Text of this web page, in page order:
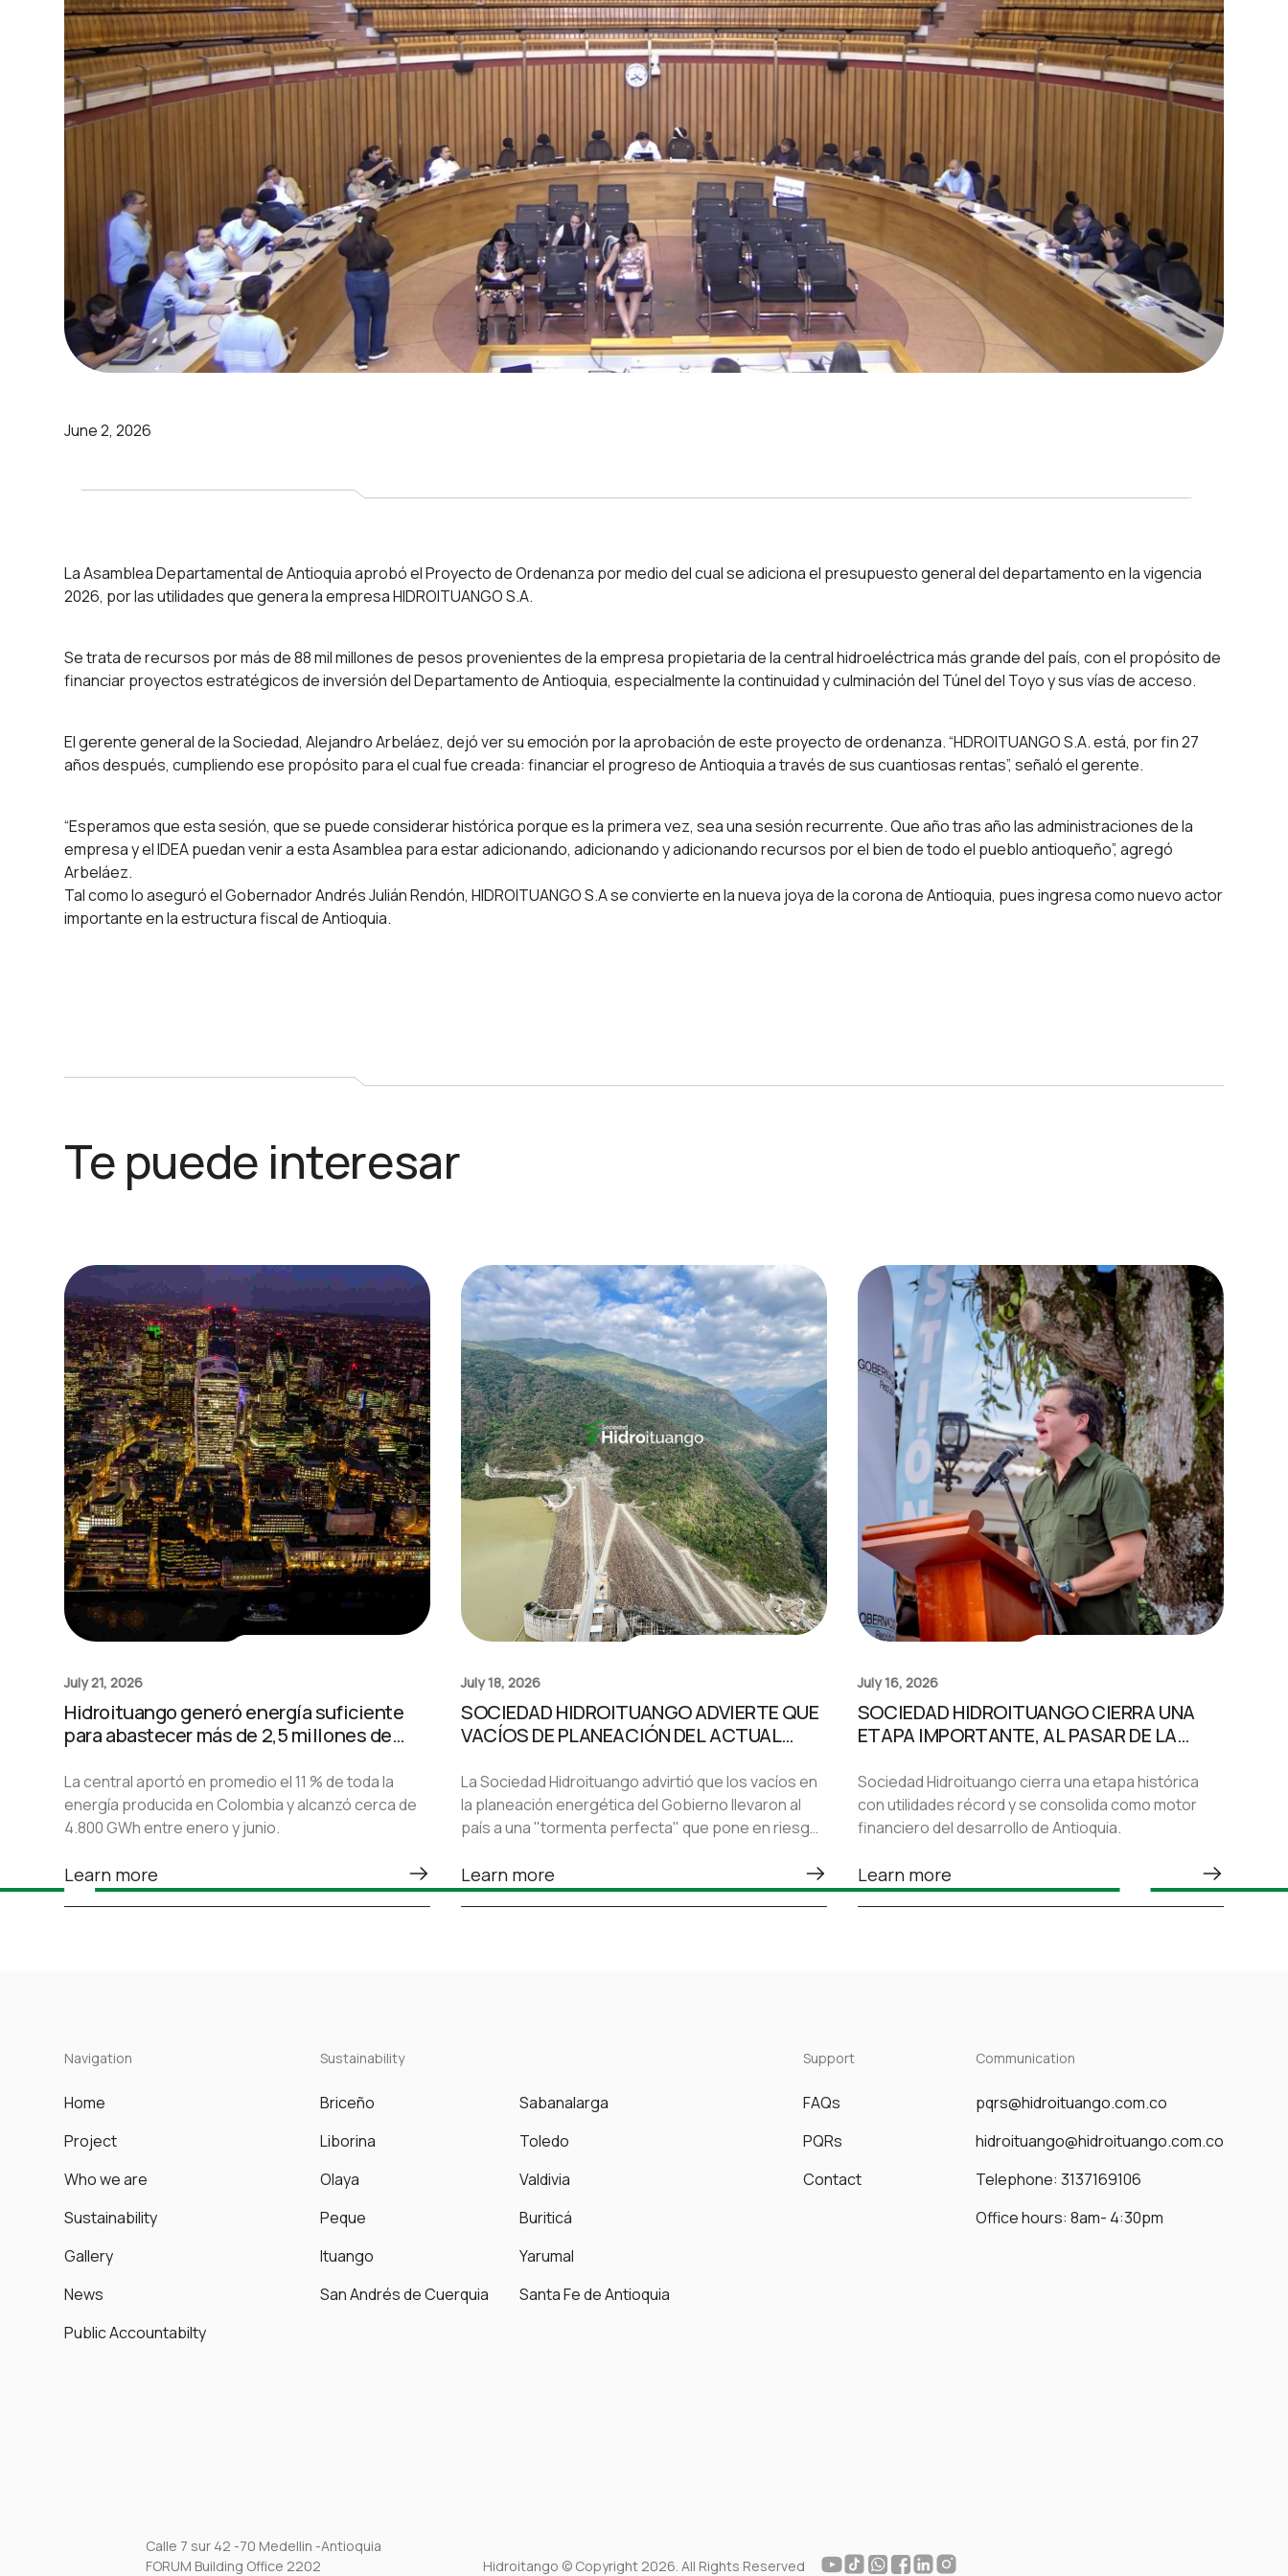
June 2, 2026
La Asamblea Departamental de Antioquia aprobó el Proyecto de Ordenanza por medio del cual se adiciona el presupuesto general del departamento en la vigencia
2026, por las utilidades que genera la empresa HIDROITUANGO S.A.
Se trata de recursos por más de 88 mil millones de pesos provenientes de la empresa propietaria de la central hidroeléctrica más grande del país, con el propósito de
financiar proyectos estratégicos de inversión del Departamento de Antioquia, especialmente la continuidad y culminación del Túnel del Toyo y sus vías de acceso.
El gerente general de la Sociedad, Alejandro Arbeláez, dejó ver su emoción por la aprobación de este proyecto de ordenanza. “HDROITUANGO S.A. está, por fin 27
años después, cumpliendo ese propósito para el cual fue creada: financiar el progreso de Antioquia a través de sus cuantiosas rentas”, señaló el gerente.
“Esperamos que esta sesión, que se puede considerar histórica porque es la primera vez, sea una sesión recurrente. Que año tras año las administraciones de la
empresa y el IDEA puedan venir a esta Asamblea para estar adicionando, adicionando y adicionando recursos por el bien de todo el pueblo antioqueño”, agregó
Arbeláez.
Tal como lo aseguró el Gobernador Andrés Julián Rendón, HIDROITUANGO S.A se convierte en la nueva joya de la corona de Antioquia, pues ingresa como nuevo actor
importante en la estructura fiscal de Antioquia.
Te puede interesar
July 21, 2026
Hidroituango generó energía suficiente
para abastecer más de 2,5 millones de
2026
La central aportó en promedio el 11 % de toda la
energía producida en Colombia y alcanzó cerca de
4.800 GWh entre enero y junio.
Learn more
July 18, 2026
SOCIEDAD HIDROITUANGO ADVIERTE QUE
VACÍOS DE PLANEACIÓN DEL ACTUAL
“TORMENTA PERFECTA” EN EL SECTOR
ELÉCTRICO
La Sociedad Hidroituango advirtió que los vacíos en
la planeación energética del Gobierno llevaron al
país a una "tormenta perfecta" que pone en riesgo
nacional.
Learn more
July 16, 2026
SOCIEDAD HIDROITUANGO CIERRA UNA
ETAPA IMPORTANTE, AL PASAR DE LA
CONVERTIRSE EN UNO DE LOS MOTORES
FINANCIEROS DE ANTIOQUIA
Sociedad Hidroituango cierra una etapa histórica
con utilidades récord y se consolida como motor
financiero del desarrollo de Antioquia.
Learn more
Navigation
Home
Project
Who we are
Sustainability
Gallery
News
Public Accountabilty
Sustainability
Briceño
Sabanalarga
Liborina
Toledo
Olaya
Valdivia
Peque
Buriticá
Ituango
Yarumal
San Andrés de Cuerquia
Santa Fe de Antioquia
Support
FAQs
PQRs
Contact
Communication
pqrs@hidroituango.com.co
hidroituango@hidroituango.com.co
Telephone: 3137169106
Office hours: 8am- 4:30pm
Calle 7 sur 42 -70 Medellin -Antioquia
FORUM Building Office 2202
Hidroitango © Copyright 2026. All Rights Reserved